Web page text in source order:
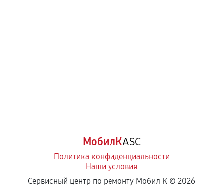
МобилКASC
Политика конфиденциальности
Наши условия
Сервисный центр по ремонту Мобил К © 2026